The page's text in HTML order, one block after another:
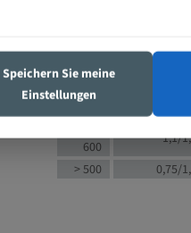
130 -
350
150 -
600
1,1/
> 500
0,75/
Speichern Sie meine
Einstellungen